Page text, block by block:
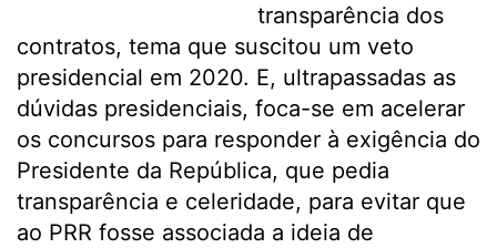
transparência dos
contratos, tema que suscitou um veto
presidencial em 2020. E, ultrapassadas as
dúvidas presidenciais, foca-se em acelerar
os concursos para responder à exigência do
Presidente da República, que pedia
transparência e celeridade, para evitar que
ao PRR fosse associada a ideia de